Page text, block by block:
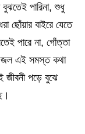
পারিনা, শুধু
ছোঁয়ার বাইরে যেতে
পারে না, গোঁত্তা
এই সমস্ত কথা
জীবনী পড়ে বুঝে